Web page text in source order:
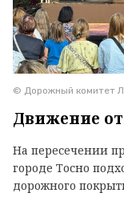
© Дорожный комитет
Движение
На пересечении
городе Тосно
дорожного